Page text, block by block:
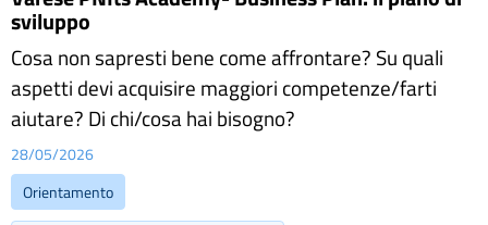
sviluppo
Cosa non sapresti bene come affrontare? Su quali
aspetti devi acquisire maggiori competenze/farti
aiutare? Di chi/cosa hai bisogno?
28/05/2026
Orientamento